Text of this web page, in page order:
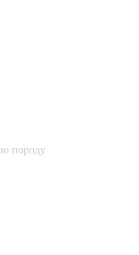
породу